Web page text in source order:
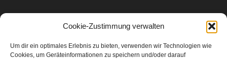
Cookie-Zustimmung verwalten
Um dir ein optimales Erlebnis zu bieten, verwenden wir Technologien wie
Cookies, um Geräteinformationen zu speichern und/oder darauf
Events & Success 3003